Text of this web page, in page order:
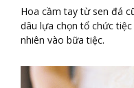
Hoa cầm tay từ sen đá
dâu lựa chọn tổ chức
nhiên vào bữa tiệc.